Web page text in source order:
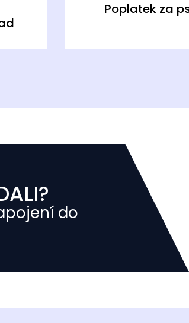
Poplatek za
do